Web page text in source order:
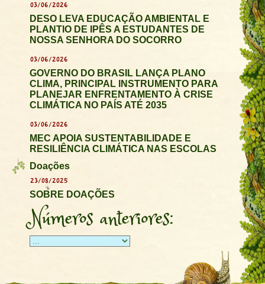
03/06/2026
DESO LEVA EDUCAÇÃO AMBIENTAL E
PLANTIO DE IPÊS A ESTUDANTES DE
NOSSA SENHORA DO SOCORRO
03/06/2026
GOVERNO DO BRASIL LANÇA PLANO
CLIMA, PRINCIPAL INSTRUMENTO PARA
PLANEJAR ENFRENTAMENTO À CRISE
CLIMÁTICA NO PAÍS ATÉ 2035
03/06/2026
MEC APOIA SUSTENTABILIDADE E
RESILIÊNCIA CLIMÁTICA NAS ESCOLAS
Doações
23/08/2025
SOBRE DOAÇÕES
Números anteriores: